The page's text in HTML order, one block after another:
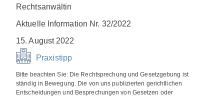
Rechtsanwältin
Aktuelle Information Nr. 32/2022
15. August 2022
Praxistipp
Bitte beachten Sie: Die Rechtsprechung und Gesetzgebung ist
ständig in Bewegung. Die von uns publizierten gerichtlichen
Entscheidungen und Besprechungen von Gesetzen oder